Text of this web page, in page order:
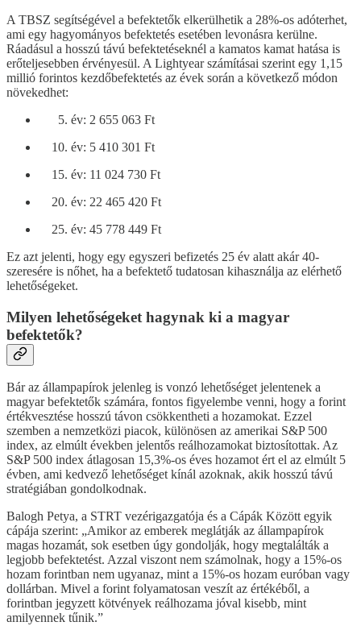
A TBSZ segítségével a befektetők elkerülhetik a 28%-os adóterhet,
ami egy hagyományos befektetés esetében levonásra kerülne.
Ráadásul a hosszú távú befektetéseknél a kamatos kamat hatása is
erőteljesebben érvényesül. A Lightyear számításai szerint egy 1,15
millió forintos kezdőbefektetés az évek során a következő módon
növekedhet:
év: 2 655 063 Ft
év: 5 410 301 Ft
év: 11 024 730 Ft
év: 22 465 420 Ft
év: 45 778 449 Ft
Ez azt jelenti, hogy egy egyszeri befizetés 25 év alatt akár 40-
szeresére is nőhet, ha a befektető tudatosan kihasználja az elérhető
lehetőségeket.
Milyen lehetőségeket hagynak ki a magyar
befektetők?
Bár az állampapírok jelenleg is vonzó lehetőséget jelentenek a
magyar befektetők számára, fontos figyelembe venni, hogy a forint
értékvesztése hosszú távon csökkentheti a hozamokat. Ezzel
szemben a nemzetközi piacok, különösen az amerikai S&P 500
index, az elmúlt években jelentős reálhozamokat biztosítottak. Az
S&P 500 index átlagosan 15,3%-os éves hozamot ért el az elmúlt 5
évben, ami kedvező lehetőséget kínál azoknak, akik hosszú távú
stratégiában gondolkodnak.
Balogh Petya, a STRT vezérigazgatója és a Cápák Között egyik
cápája szerint: „Amikor az emberek meglátják az állampapírok
magas hozamát, sok esetben úgy gondolják, hogy megtalálták a
legjobb befektetést. Azzal viszont nem számolnak, hogy a 15%-os
hozam forintban nem ugyanaz, mint a 15%-os hozam euróban vagy
dollárban. Mivel a forint folyamatosan veszít az értékéből, a
forintban jegyzett kötvények reálhozama jóval kisebb, mint
amilyennek tűnik.”